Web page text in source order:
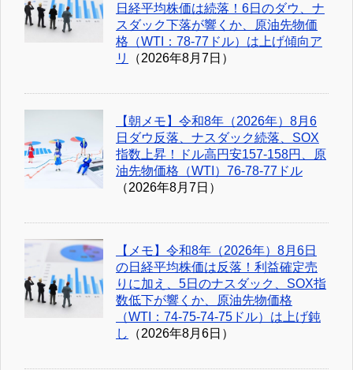
日経平均株価は続落！6日のダウ、ナ
スダック下落が響くか、原油先物価
格（WTI：78-77ドル）は上げ傾向ア
リ
（2026年8月7日）
【朝メモ】令和8年（2026年）8月6
日ダウ反落、ナスダック続落、SOX
指数上昇！ドル高円安157-158円、原
油先物価格（WTI）76-78-77ドル
（2026年8月7日）
【メモ】令和8年（2026年）8月6日
の日経平均株価は反落！利益確定売
りに加え、5日のナスダック、SOX指
数低下が響くか、原油先物価格
（WTI：74-75-74-75ドル）は上げ鈍
し
（2026年8月6日）